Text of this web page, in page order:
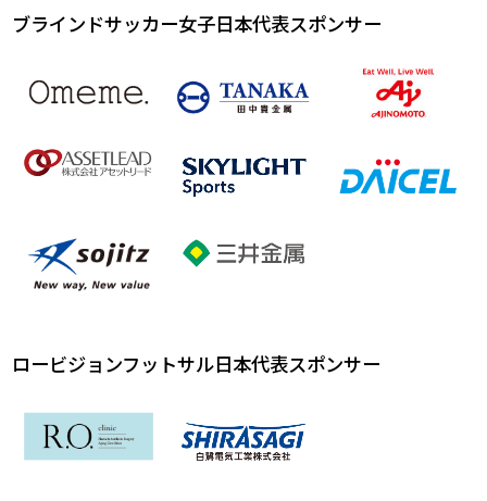
ブラインドサッカー女子日本代表スポンサー
ロービジョンフットサル日本代表スポンサー